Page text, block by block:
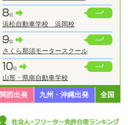
浜松自動車学校 浜岡校
さくら那須モータースクール
山形・県南自動車学校
関西出発 九州・沖縄出発 全国